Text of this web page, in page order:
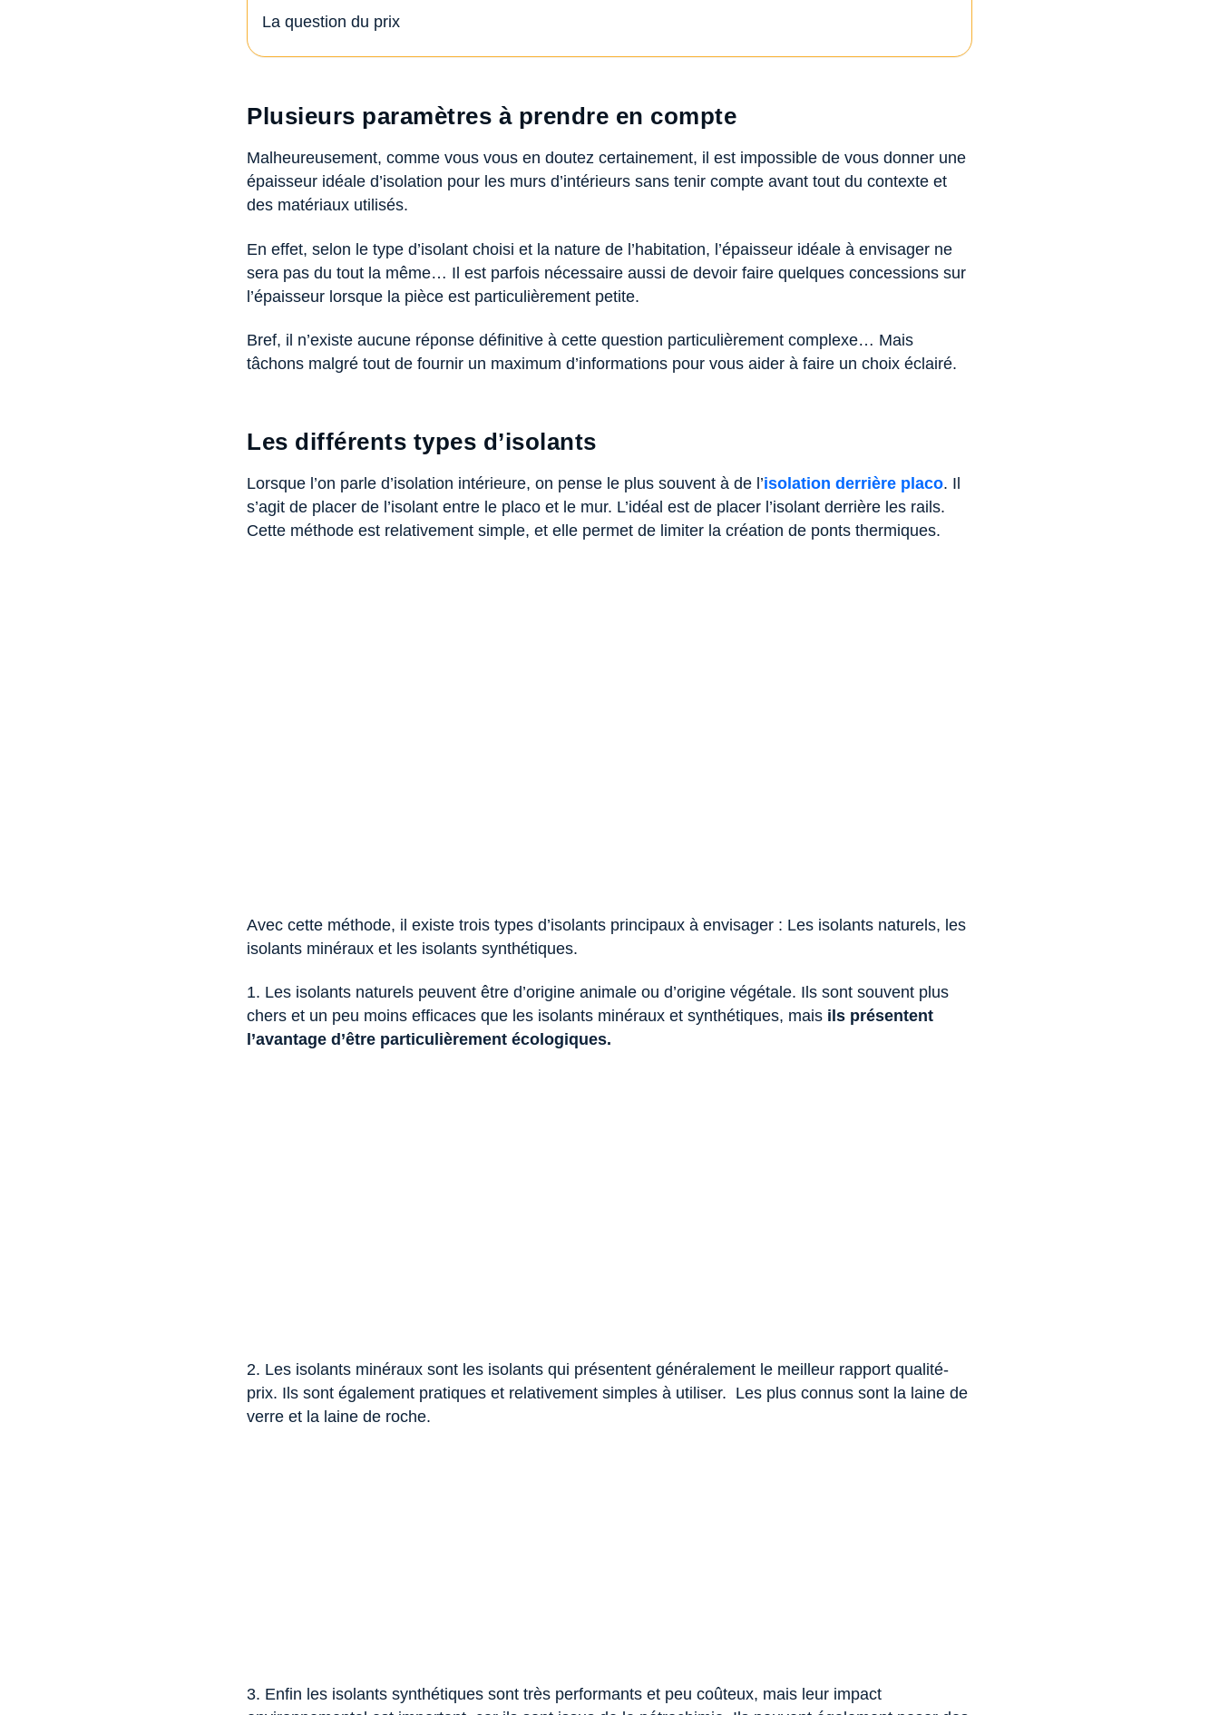
La question du prix
Plusieurs paramètres à prendre en compte
Malheureusement, comme vous vous en doutez certainement, il est impossible de vous donner une
épaisseur idéale d’isolation pour les murs d’intérieurs sans tenir compte avant tout du contexte et
des matériaux utilisés.
En effet, selon le type d’isolant choisi et la nature de l’habitation, l’épaisseur idéale à envisager ne
sera pas du tout la même… Il est parfois nécessaire aussi de devoir faire quelques concessions sur
l’épaisseur lorsque la pièce est particulièrement petite.
Bref, il n’existe aucune réponse définitive à cette question particulièrement complexe… Mais
tâchons malgré tout de fournir un maximum d’informations pour vous aider à faire un choix éclairé.
Les différents types d’isolants
Lorsque l’on parle d’isolation intérieure, on pense le plus souvent à de l’isolation derrière placo. Il
s’agit de placer de l’isolant entre le placo et le mur. L’idéal est de placer l’isolant derrière les rails.
Cette méthode est relativement simple, et elle permet de limiter la création de ponts thermiques.
Avec cette méthode, il existe trois types d’isolants principaux à envisager : Les isolants naturels, les
isolants minéraux et les isolants synthétiques.
1. Les isolants naturels peuvent être d’origine animale ou d’origine végétale. Ils sont souvent plus
chers et un peu moins efficaces que les isolants minéraux et synthétiques, mais ils présentent
l’avantage d’être particulièrement écologiques.
2. Les isolants minéraux sont les isolants qui présentent généralement le meilleur rapport qualité-
prix. Ils sont également pratiques et relativement simples à utiliser. Les plus connus sont la laine de
verre et la laine de roche.
3. Enfin les isolants synthétiques sont très performants et peu coûteux, mais leur impact